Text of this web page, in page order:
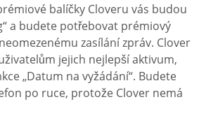
balíčky Cloveru vás budou
a budete potřebovat prémiový
zasílání zpráv. Clover
jejich nejlepší aktivum,
„Datum na vyžádání“. Budete
po ruce, protože Clover nemá